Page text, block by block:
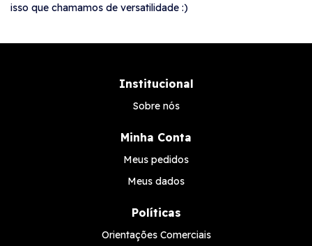
isso que chamamos de versatilidade :)
Institucional
Sobre nós
Minha Conta
Meus pedidos
Meus dados
Políticas
Orientações Comerciais